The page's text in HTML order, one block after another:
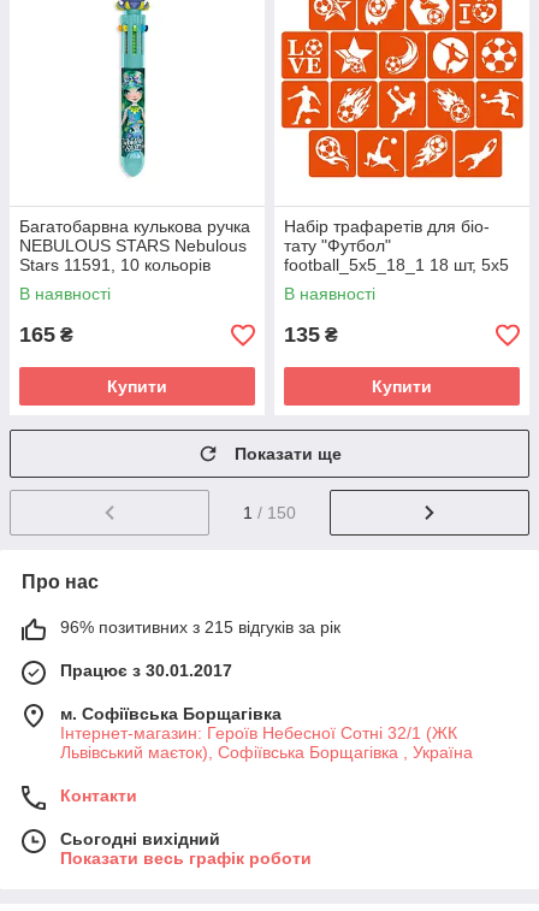
Багатобарвна кулькова ручка
NEBULOUS STARS Nebulous
Stars 11591, 10 кольорів
В наявності
165 ₴
Купити
Набір трафаретів для біо-
тату "Футбол"
football_5x5_18_1 18 шт, 5х5
см
В наявності
135 ₴
Купити
Показати ще
1 / 150
Про нас
96% позитивних з 215 відгуків за рік
Працює з 30.01.2017
м. Софіївська Борщагівка
Інтернет-магазин: Героїв Небесної Сотні 32/1 (ЖК
Львівський маєток), Софіївська Борщагівка , Україна
Контакти
Сьогодні вихідний
Показати весь графік роботи